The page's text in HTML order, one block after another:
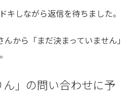
キしながら返信を待ちました。
から「まだ決まっていません」
」の問い合わせに予